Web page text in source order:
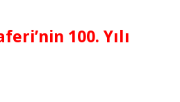
100. Yılı